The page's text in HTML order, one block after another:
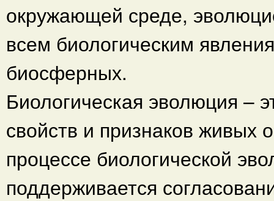
окружающей среде,
всем биологическим
биосферных.
Биологическая эволюция –
свойств и признаков живых
процессе биологической
поддерживается